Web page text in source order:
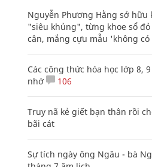
Nguyễn Phương Hằng sở hữu
"siêu khủng", từng khoe sổ
cân, mắng cựu mẫu 'không
Các công thức hóa học lớp 8,
nhớ
106
Truy nã kẻ giết bạn thân rồi
bãi cát
Sự tích ngày ông Ngâu - bà